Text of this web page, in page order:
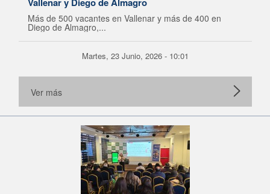
Más de 500 vacantes en Vallenar y más de 400 en
Diego de Almagro,...
Martes, 23 Junio, 2026 - 10:01
Ver más